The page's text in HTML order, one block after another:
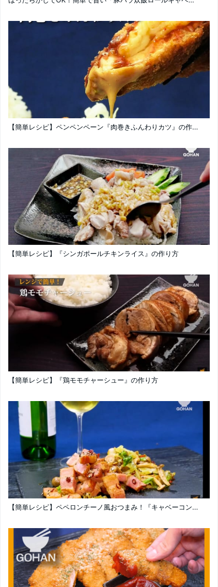
【簡単レシピ】ペンペンペーン『肉巻きふんわりカツ』の作...
【簡単レシピ】『シンガポールチキンライス』の作り方
【簡単レシピ】『鶏モモチャーシュー』の作り方
【簡単レシピ】ペペロンチーノ風おつまみ！『キャベーコン...